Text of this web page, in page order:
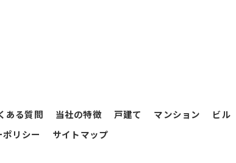
ある質問 当社の特徴 戸建て マンション ビル
リシー サイトマップ